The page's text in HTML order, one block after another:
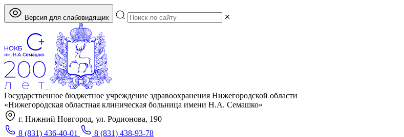
Версия для слабовидящих
Государственное бюджетное учреждение здравоохранения Нижегородской области
«Нижегородская областная клиническая больница имени Н.А. Семашко»
г. Нижний Новгород, ул. Родионова, 190
8 (831) 436-40-01
8 (831) 438-93-78